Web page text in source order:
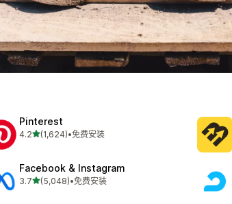
Pinterest
4.2星（满分 5 星）
(1,624)
总共 1624 条评论
•免费安装
Facebook & Instagram
3.7星（满分 5 星）
(5,048)
总共 5048 条评论
•免费安装